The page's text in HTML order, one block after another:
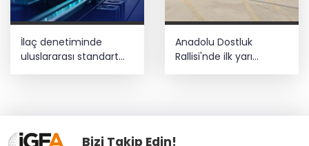
İlaç denetiminde
uluslararası standart
Anadolu Dostluk
Rallisi'nde ilk yarı
Bizi Takip Edin!